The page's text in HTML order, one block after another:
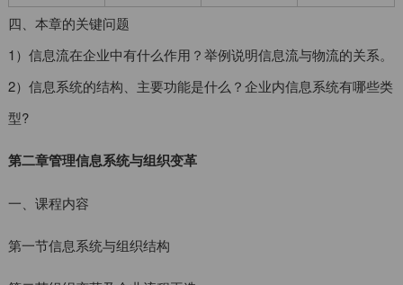
四、本章的关键问题
1）信息流在企业中有什么作用？举例说明信息流与物流的关系。
2）信息系统的结构、主要功能是什么？企业内信息系统有哪些类
型?
第二章管理信息系统与组织变革
一、课程内容
第一节信息系统与组织结构